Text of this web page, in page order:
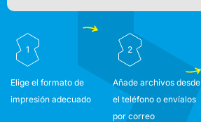
1
Elige el formato de
impresión adecuado
2
Añade archivos desde
el teléfono o envíalos
por correo